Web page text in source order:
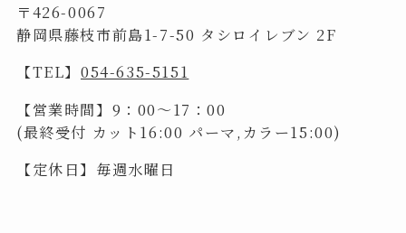
〒426-0067
静岡県藤枝市前島1-7-50 タシロイレブン 2F
【TEL】 054-635-5151
【営業時間】9：00～17：00
(最終受付 カット16:00 パーマ,カラー15:00)
【定休日】毎週水曜日